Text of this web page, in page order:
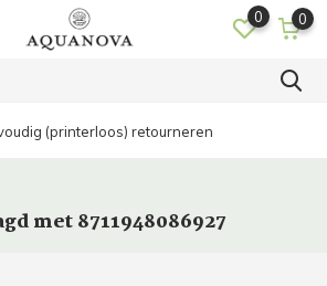
0 0
(printerloos) retourneren
met 8711948086927